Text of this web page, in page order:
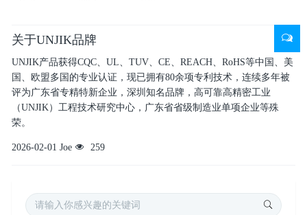
关于UNJIK品牌
UNJIK产品获得CQC、UL、TUV、CE、REACH、RoHS等中国、美
国、欧盟多国的专业认证，现已拥有80余项专利技术，连续多年被
评为广东省专精特新企业，深圳知名品牌，高可靠高精密工业
（UNJIK）工程技术研究中心，广东省省级制造业单项企业等殊
荣。
2026-02-01 Joe 259